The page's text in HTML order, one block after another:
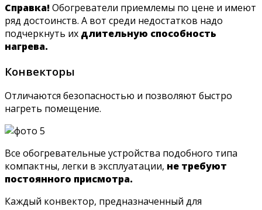
Справка!Обогреватели приемлемы по цене и имеют
ряд достоинств. А вот среди недостатков надо
подчеркнуть их длительную способность
нагрева.
Конвекторы
Отличаются безопасностью и позволяют быстро
нагреть помещение.
Все обогревательные устройства подобного типа
компактны, легки в эксплуатации, не требуют
постоянного присмотра.
Каждый конвектор, предназначенный для